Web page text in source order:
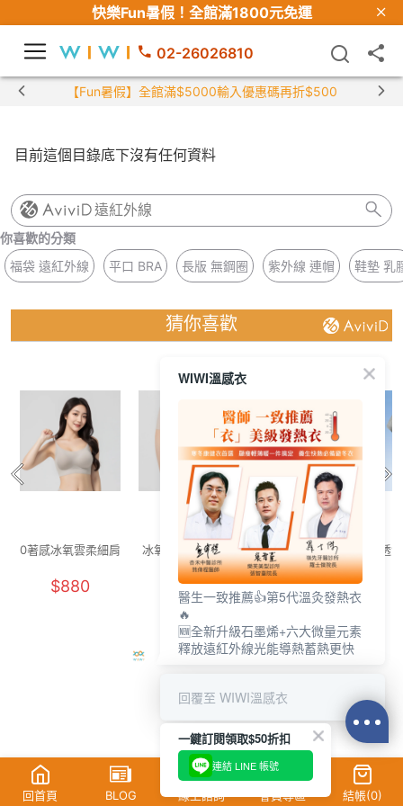
快樂Fun暑假！ 全館滿1800元免運
02-26026810
【Fun暑假】全館滿$5000輸入優惠碼再折$500
目前這個目錄底下沒有任何資料
遠紅外線
你喜歡的分類
福袋 遠紅外線
平口 BRA 長版 無鋼圈 紫外線 連帽 鞋墊 乳
猜你喜歡
0著感冰氧雲柔細肩
$880
冰氧雲柔無痕內褲
(燕麥奶 F)
$250
舒活提托美胸無痕
內衣(清新綠 女M-
2XL)
$880
透
回首頁 BLOG 線上諮詢 會員專區 結帳(0)
WIWI溫感衣
醫生一致推薦👍第5代溫灸發熱衣
🔥
🆕全新升級石墨烯+六大微量元素
釋放遠紅外線光能導熱蓄熱更快
回覆至 WIWI溫感衣
一鍵訂閱領取$50折扣
連結 LINE 帳號